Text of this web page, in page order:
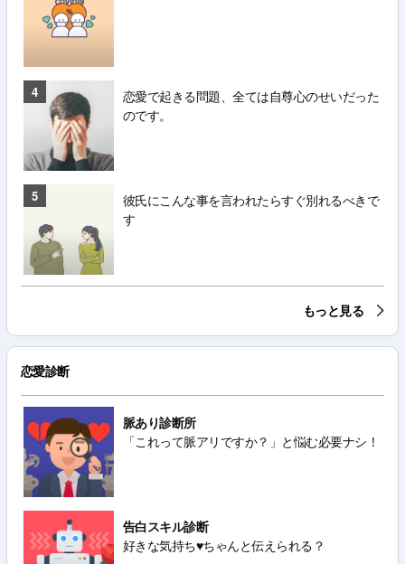
4
恋愛で起きる問題、全ては自尊心のせいだった
のです。
5
彼氏にこんな事を言われたらすぐ別れるべきで
す
もっと見る
恋愛診断
脈あり診断所
「これって脈アリですか？」と悩む必要ナシ！
告白スキル診断
好きな気持ち♥ちゃんと伝えられる？